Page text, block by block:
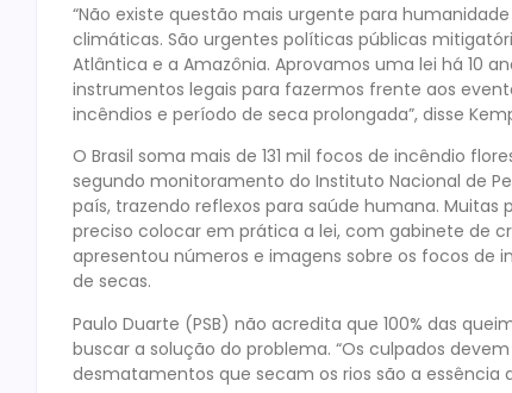
“Não existe questão mais urgente para
climáticas. São urgentes políticas públicas
Atlântica e a Amazônia. Aprovamos uma lei há 10
instrumentos legais para fazermos frente aos
incêndios e período de seca prolongada”, disse
O Brasil soma mais de 131 mil focos de incêndio
segundo monitoramento do Instituto Nacional de
país, trazendo reflexos para saúde humana. Muitas
preciso colocar em prática a lei, com gabinete de
apresentou números e imagens sobre os focos de
de secas.
Paulo Duarte (PSB) não acredita que 100% das
buscar a solução do problema. “Os culpados
desmatamentos que secam os rios são a essência